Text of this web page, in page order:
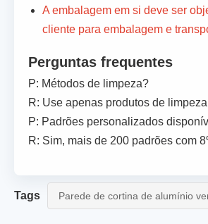
A embalagem em si deve ser
cliente para embalagem e
Perguntas frequentes
P: Métodos de limpeza?
R: Use apenas produtos de
P: Padrões personalizados
R: Sim, mais de 200 padrões com
Tags Parede de cortina de alumínio